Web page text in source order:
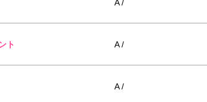
A /
ト A /
A /